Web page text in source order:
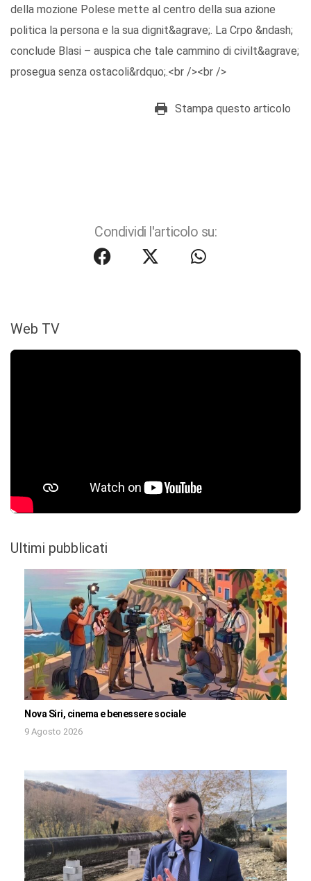
della mozione Polese mette al centro della sua azione
politica la persona e la sua dignit&agrave;. La Crpo &ndash;
conclude Blasi – auspica che tale cammino di civilt&agrave;
prosegua senza ostacoli&rdquo;.<br /><br />
Stampa questo articolo
Condividi l'articolo su:
Web TV
Ultimi pubblicati
Nova Siri, cinema e benessere sociale
9 Agosto 2026